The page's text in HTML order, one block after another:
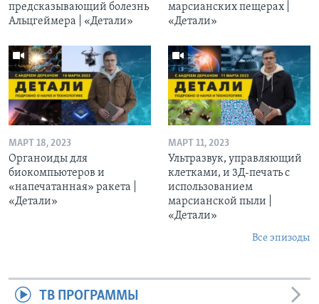
предсказывающий болезнь
Альцгеймера | «Детали»
марсианских пещерах |
«Детали»
МАРТ 18, 2023
Органоиды для
биокомпьютеров и
«напечатанная» ракета |
«Детали»
МАРТ 11, 2023
Ультразвук, управляющий
клетками, и 3Д-печать c
использованием
марсианской пыли |
«Детали»
Все эпизоды
ТВ ПРОГРАММЫ